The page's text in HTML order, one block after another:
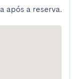
após a reserva.